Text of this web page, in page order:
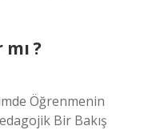
?
Öğrenmenin
Bir Bakış